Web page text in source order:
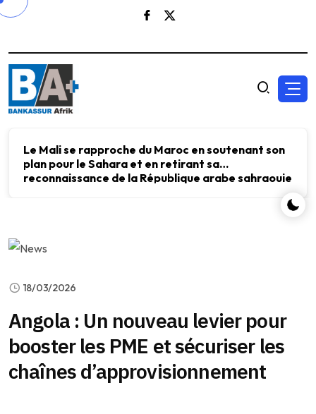
Le Mali se rapproche du Maroc en soutenant son
plan pour le Sahara et en retirant sa
reconnaissance de la République arabe sahraouie
18/03/2026
Angola : Un nouveau levier pour
booster les PME et sécuriser les
chaînes d’approvisionnement